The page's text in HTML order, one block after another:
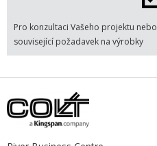
Pro konzultaci Vašeho projektu nebo
související požadavek na výrobky